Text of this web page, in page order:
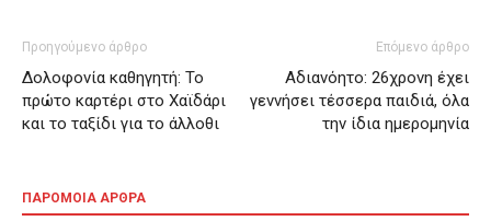
Προηγούμενο άρθρο
Δολοφονία καθηγητή: Το
πρώτο καρτέρι στο Χαϊδάρι
και το ταξίδι για το άλλοθι
Επόμενο άρθρο
Αδιανόητο: 26χρονη έχει
γεννήσει τέσσερα παιδιά, όλα
την ίδια ημερομηνία
ΠΑΡΟΜΟΙΑ ΑΡΘΡΑ